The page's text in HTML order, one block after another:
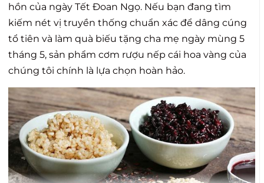
hồn của ngày Tết Đoan Ngọ. Nếu bạn đang tìm
kiếm nét vị truyền thống chuẩn xác để dâng cúng
tổ tiên và làm quà biếu tặng cha mẹ ngày mùng 5
tháng 5, sản phẩm cơm rượu nếp cái hoa vàng của
chúng tôi chính là lựa chọn hoàn hảo.